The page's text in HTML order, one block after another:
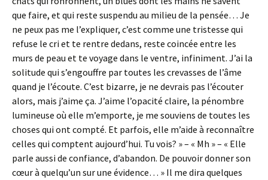
que faire, et qui reste suspendu au milieu de la pensée… Je
ne peux pas me l’expliquer, c’est comme une tristesse qui
refuse le cri et te rentre dedans, reste coincée entre les
murs de peau et te voyage dans le ventre, infiniment. J’ai la
solitude qui s’engouffre par toutes les crevasses de l’âme
quand je l’écoute. C’est bizarre, je ne devrais pas l’écouter
alors, mais j’aime ça. J’aime l’opacité claire, la pénombre
lumineuse où elle m’emporte, je me souviens de toutes les
choses qui ont compté. Et parfois, elle m’aide à reconnaître
celles qui comptent aujourd’hui. Tu vois? » – « Mh » – « Elle
parle aussi de confiance, d’abandon. De pouvoir donner son
cœur à quelqu’un sur une évidence… » Il me dira quelques